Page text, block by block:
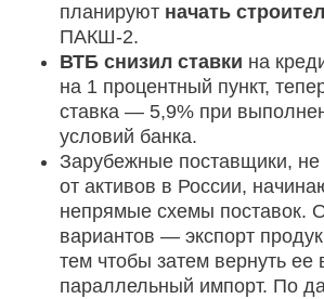
планируют начать
ПАКШ-2.
ВТБ снизил ставки на
на 1 процентный пункт,
ставка — 5,9% при
условий банка.
Зарубежные поставщики,
от активов в России,
непрямые схемы поставок.
вариантов — экспорт
тем чтобы затем вернуть ее
параллельный импорт. По